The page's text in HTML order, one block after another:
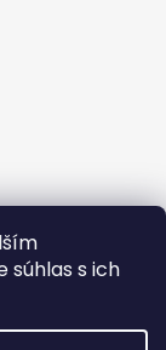
s ich